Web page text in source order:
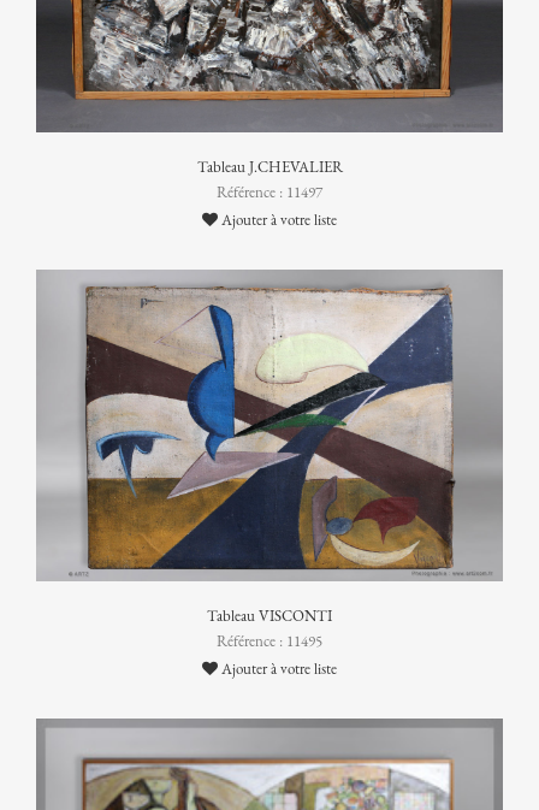
Tableau J.CHEVALIER
Référence : 11497
Ajouter à votre liste
Tableau VISCONTI
Référence : 11495
Ajouter à votre liste